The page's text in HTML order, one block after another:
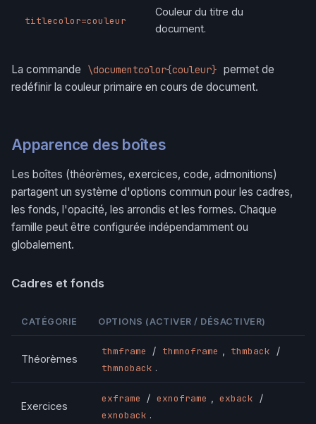
titlecolor=couleur
Couleur du titre du
document.
La commande \documentcolor{couleur} permet de
redéfinir la couleur primaire en cours de document.
Apparence des boîtes
Les boîtes (théorèmes, exercices, code, admonitions)
partagent un système d'options commun pour les cadres,
les fonds, l'opacité, les arrondis et les formes. Chaque
famille peut être configurée indépendamment ou
globalement.
Cadres et fonds
CATÉGORIE OPTIONS (ACTIVER / DÉSACTIVER)
Théorèmes
thmframe / thmnoframe thmback
/
thmnoback .
Exercices
exframe / exnoframe exback
/
exnoback .